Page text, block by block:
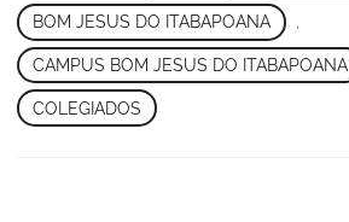
BOM JESUS DO ITABAPOANA ,
CAMPUS BOM JESUS DO ITABAPOANA
COLEGIADOS